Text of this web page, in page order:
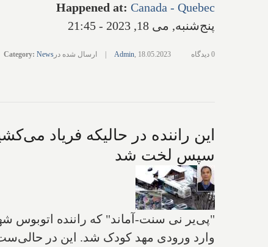
Happened at: Canada - Quebec
پنج‌شنبه, می 18, 2023 - 21:45
Admin, 18.05.2023 ارسال شده در Category: News 0 دیدگاه
سپس لخت شد
"پی‌یر نی سنت-آماند" که راننده اتوبوس
وارد ورودی مهد کودک شد. این در